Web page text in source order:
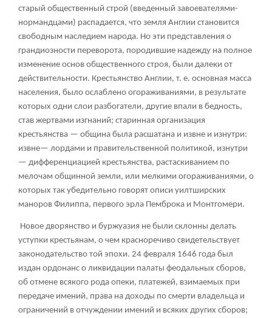
старый общественный строй (введенный завоевателями-
нормандцами) распадается, что земля Англии становится
свободным наследием народа. Но эти представления о
грандиозности переворота, породившие надежду на полное
изменение основ общественного строя, были далеки от
действительности. Крестьянство Англии, т. е. основная масса
населения, было ослаблено огораживаниями, в результате
которых одни слои разбогатели, другие впали в бедность,
став жертвами изгнаний; старинная организация
крестьянства — община была расшатана и извне и изнутри:
извне— лордами и правительственной политикой, изнутри
— дифференциацией крестьянства, растаскиванием по
мелочам общинной земли, или мелкими огораживаниями, о
которых так убедительно говорят описи уилтширских
маноров Филиппа, первого эрла Пемброка и Монтгомери.
Новое дворянство и буржуазия не были склонны делать
уступки крестьянам, о чем красноречиво свидетельствует
законодательство той эпохи. 24 февраля 1646 года был
издан ордонанс о ликвидации палаты феодальных сборов,
об отмене всякого рода опеки, платежей, взимаемых при
передаче имений, права на доходы по смерти владельца и
ограничений в отчуждении имений и всяких других сборов;